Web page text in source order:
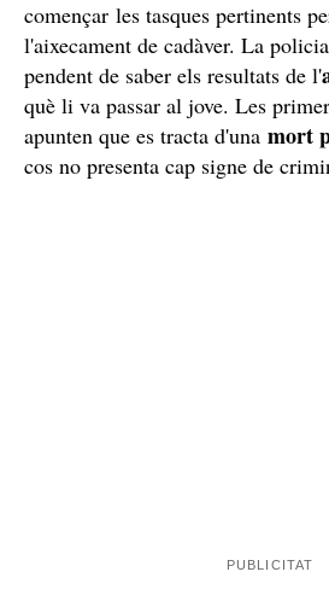
començar les tasques pertinents
l'aixecament de cadàver. La
pendent de saber els resultats de l'
què li va passar al jove. Les
apunten que es tracta d'una mort
cos no presenta cap signe de